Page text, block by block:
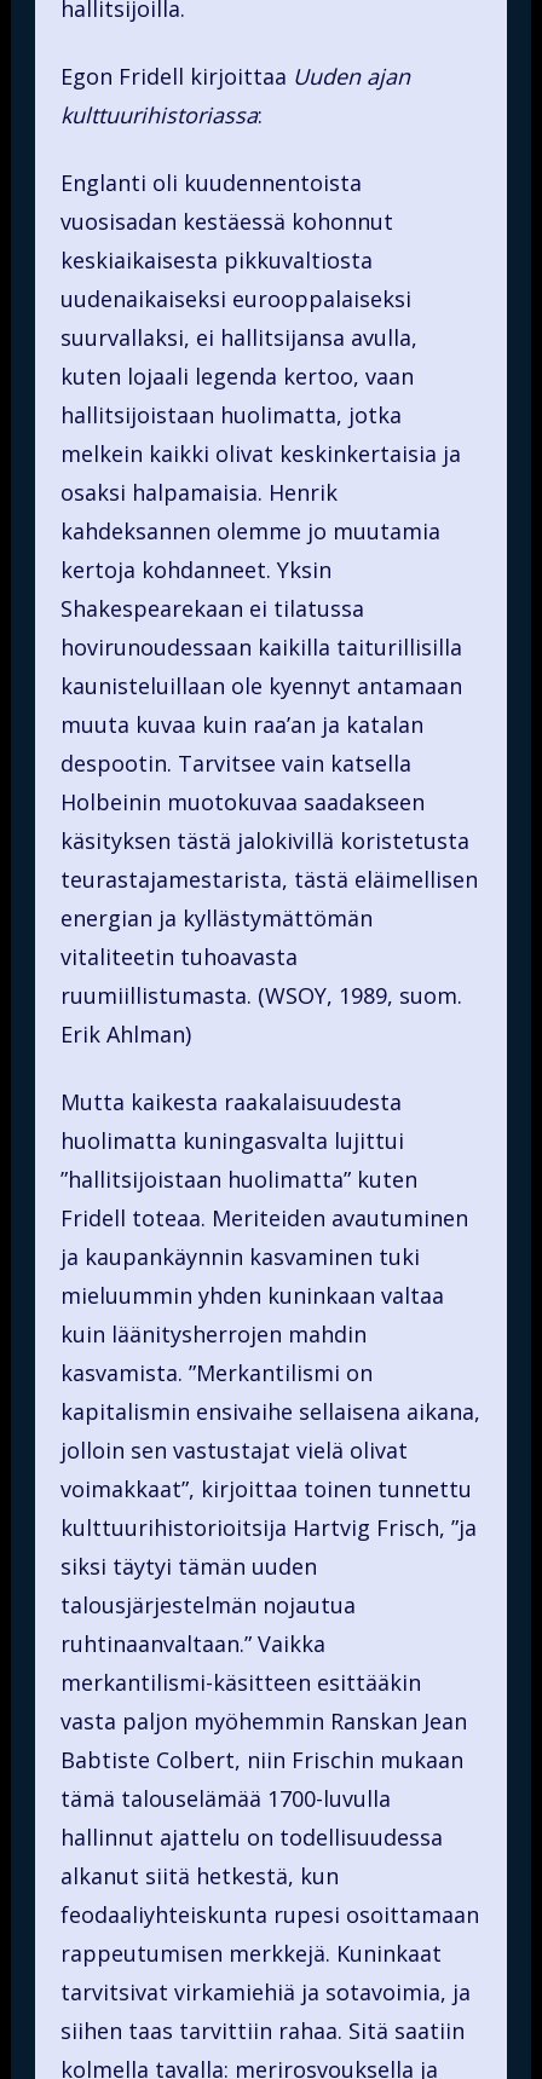
hallitsijoilla.
Egon Fridell kirjoittaa Uuden ajan
kulttuurihistoriassa:
Englanti oli kuudennentoista
vuosisadan kestäessä kohonnut
keskiaikaisesta pikkuvaltiosta
uudenaikaiseksi eurooppalaiseksi
suurvallaksi, ei hallitsijansa avulla,
kuten lojaali legenda kertoo, vaan
hallitsijoistaan huolimatta, jotka
melkein kaikki olivat keskinkertaisia ja
osaksi halpamaisia. Henrik
kahdeksannen olemme jo muutamia
kertoja kohdanneet. Yksin
Shakespearekaan ei tilatussa
hovirunoudessaan kaikilla taiturillisilla
kaunisteluillaan ole kyennyt antamaan
muuta kuvaa kuin raa’an ja katalan
despootin. Tarvitsee vain katsella
Holbeinin muotokuvaa saadakseen
käsityksen tästä jalokivillä koristetusta
teurastajamestarista, tästä eläimellisen
energian ja kyllästymättömän
vitaliteetin tuhoavasta
ruumiillistumasta. (WSOY, 1989, suom.
Erik Ahlman)
Mutta kaikesta raakalaisuudesta
huolimatta kuningasvalta lujittui
”hallitsijoistaan huolimatta” kuten
Fridell toteaa. Meriteiden avautuminen
ja kaupankäynnin kasvaminen tuki
mieluummin yhden kuninkaan valtaa
kuin läänitysherrojen mahdin
kasvamista. ”Merkantilismi on
kapitalismin ensivaihe sellaisena aikana,
jolloin sen vastustajat vielä olivat
voimakkaat”, kirjoittaa toinen tunnettu
kulttuurihistorioitsija Hartvig Frisch, ”ja
siksi täytyi tämän uuden
talousjärjestelmän nojautua
ruhtinaanvaltaan.” Vaikka
merkantilismi-käsitteen esittääkin
vasta paljon myöhemmin Ranskan Jean
Babtiste Colbert, niin Frischin mukaan
tämä talouselämää 1700-luvulla
hallinnut ajattelu on todellisuudessa
alkanut siitä hetkestä, kun
feodaaliyhteiskunta rupesi osoittamaan
rappeutumisen merkkejä. Kuninkaat
tarvitsivat virkamiehiä ja sotavoimia, ja
siihen taas tarvittiin rahaa. Sitä saatiin
kolmella tavalla: merirosvouksella ja